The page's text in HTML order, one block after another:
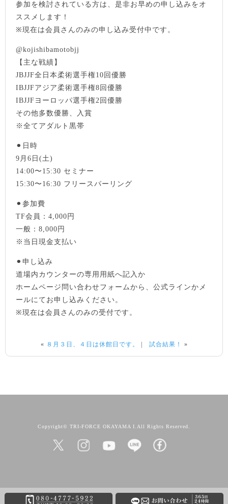
参加を検討されている方は、是非お早めの申し込みをオ
ススメします！
※現在は会員さんのみの申し込み受付中です。
@kojishibamotobjj
【主な戦績】
JBJJF全日本柔術選手権10回優勝
IBJJFアジア柔術選手権8回優勝
IBJJFヨーロッパ選手権2回優勝
その他多数優勝、入賞
※全てアダルト黒帯
⚫︎日時
9月6日(土)
14:00〜15:30 セミナー
15:30〜16:30 フリースパーリング
⚫︎参加費
TF会員：4,000円
一般：8,000円
※当日現金支払い
⚫︎申し込み
道場内カウンターの専用用紙へ記入か
ホームページ問い合わせフォームから、公式ラインかメ
ールにてお申し込みください。
※現在は会員さんのみの受付です。
« ８月３日、４日は休館日です。 試合結果！ »
Copyright© TRI-FORCE OKAYAMA I.All Rights Reserved.